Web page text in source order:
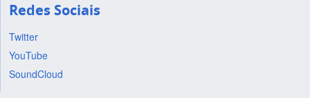
Redes Sociais
Twitter
YouTube
SoundCloud